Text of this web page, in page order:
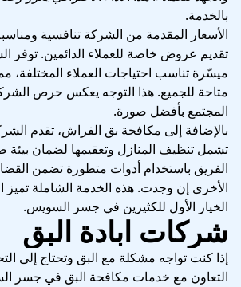
بالخدمة.
الأسعار المقدمة من الشركة تنافسية
تقديم عروض خاصة للعملاء الدائمين. توفر
ميسّرة تناسب احتياجات العملاء المختلفة،
متاحة للجميع. هذا التوجه يعكس حرص
المجتمع بأفضل صورة.
بالإضافة إلى مكافحة بق الفراش، تقدم
تشمل تنظيف المنازل وتعقيمها لضمان بيئة
الفريق باستخدام أدوات متطورة تضمن
الأخرى إن وجدت. هذه الخدمة الشاملة تميز
الخيار الأول للكثيرين في جسر السويس.
شركات ابادة البق
إذا كنت تواجه مشكلة مع البق وتحتاج إلى
التعاون مع خدمات مكافحة البق في جسر